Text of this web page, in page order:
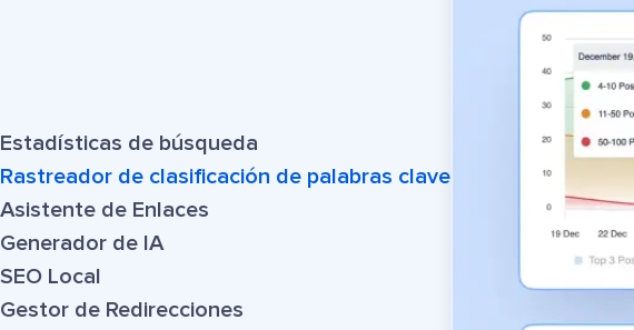
Estadísticas de búsqueda
Rastreador de clasificación de palabras clave
Asistente de Enlaces
Generador de IA
SEO Local
Gestor de Redirecciones